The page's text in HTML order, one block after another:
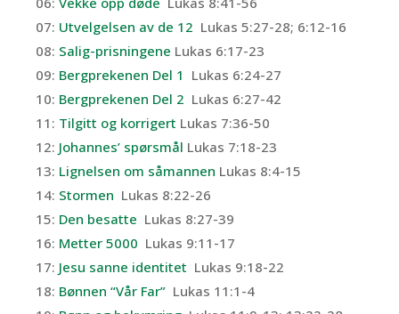
07: Utvelgelsen av de 12 Lukas 5:27-28; 6:12-16
08: Salig-prisningene Lukas 6:17-23
09: Bergprekenen Del 1 Lukas 6:24-27
10: Bergprekenen Del 2 Lukas 6:27-42
11: Tilgitt og korrigert Lukas 7:36-50
12: Johannes’ spørsmål Lukas 7:18-23
13: Lignelsen om såmannen Lukas 8:4-15
14: Stormen Lukas 8:22-26
15: Den besatte Lukas 8:27-39
16: Metter 5000 Lukas 9:11-17
17: Jesu sanne identitet Lukas 9:18-22
18: Bønnen “Vår Far” Lukas 11:1-4